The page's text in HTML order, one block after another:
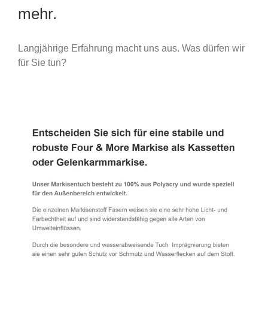
mehr.
Langjährige Erfahrung macht uns aus. Was dürfen wir
für Sie tun?